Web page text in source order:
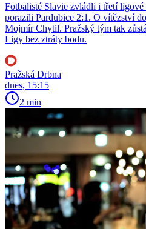
Fotbalisté Slavie zvládli i třetí
porazili Pardubice 2:1. O vítězství
Mojmír Chytil. Pražský tým tak
Ligy bez ztráty bodu.
Pražská Drbna
dnes, 15:15
2 min